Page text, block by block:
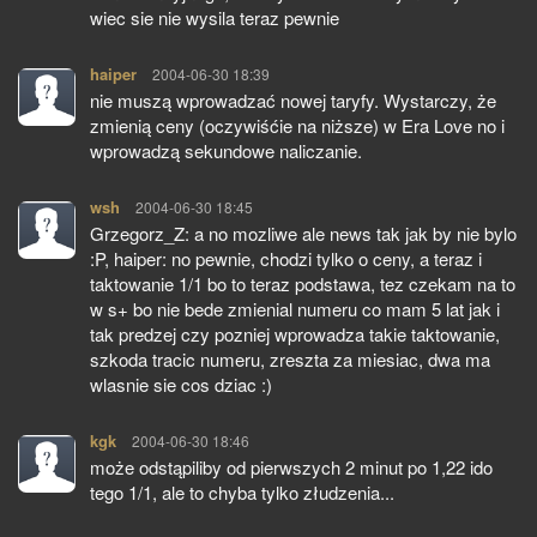
wiec sie nie wysila teraz pewnie
haiper pisze:
2004-06-30 18:39
nie muszą wprowadzać nowej taryfy. Wystarczy, że
zmienią ceny (oczywiśćie na niższe) w Era Love no i
wprowadzą sekundowe naliczanie.
wsh pisze:
2004-06-30 18:45
Grzegorz_Z: a no mozliwe ale news tak jak by nie bylo
:P, haiper: no pewnie, chodzi tylko o ceny, a teraz i
taktowanie 1/1 bo to teraz podstawa, tez czekam na to
w s+ bo nie bede zmienial numeru co mam 5 lat jak i
tak predzej czy pozniej wprowadza takie taktowanie,
szkoda tracic numeru, zreszta za miesiac, dwa ma
wlasnie sie cos dziac :)
kgk pisze:
2004-06-30 18:46
może odstąpiliby od pierwszych 2 minut po 1,22 ido
tego 1/1, ale to chyba tylko złudzenia...